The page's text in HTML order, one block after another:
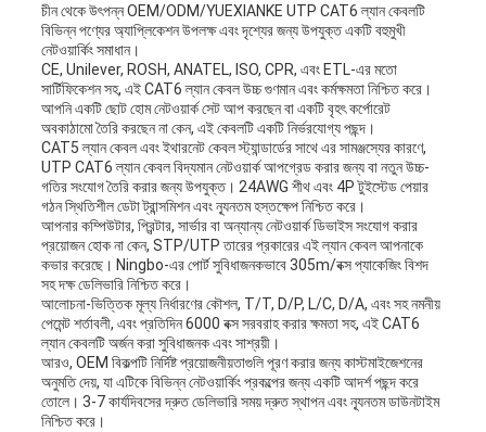
চীন থেকে উৎপন্ন OEM/ODM/YUEXIANKE UTP CAT6 ল্যান কেবলটি
বিভিন্ন পণ্যের অ্যাপ্লিকেশন উপলক্ষ এবং দৃশ্যের জন্য উপযুক্ত একটি বহুমুখী
নেটওয়ার্কিং সমাধান।
CE, Unilever, ROSH, ANATEL, ISO, CPR, এবং ETL-এর মতো
সার্টিফিকেশন সহ, এই CAT6 ল্যান কেবল উচ্চ গুণমান এবং কর্মক্ষমতা নিশ্চিত করে।
আপনি একটি ছোট হোম নেটওয়ার্ক সেট আপ করছেন বা একটি বৃহৎ কর্পোরেট
অবকাঠামো তৈরি করছেন না কেন, এই কেবলটি একটি নির্ভরযোগ্য পছন্দ।
CAT5 ল্যান কেবল এবং ইথারনেট কেবল স্ট্যান্ডার্ডের সাথে এর সামঞ্জস্যের কারণে,
UTP CAT6 ল্যান কেবল বিদ্যমান নেটওয়ার্ক আপগ্রেড করার জন্য বা নতুন উচ্চ-
গতির সংযোগ তৈরি করার জন্য উপযুক্ত। 24AWG শীথ এবং 4P টুইস্টেড পেয়ার
গঠন স্থিতিশীল ডেটা ট্রান্সমিশন এবং ন্যূনতম হস্তক্ষেপ নিশ্চিত করে।
আপনার কম্পিউটার, প্রিন্টার, সার্ভার বা অন্যান্য নেটওয়ার্ক ডিভাইস সংযোগ করার
প্রয়োজন হোক না কেন, STP/UTP তারের প্রকারের এই ল্যান কেবল আপনাকে
কভার করেছে। Ningbo-এর পোর্ট সুবিধাজনকভাবে 305m/বক্স প্যাকেজিং বিশদ
সহ দক্ষ ডেলিভারি নিশ্চিত করে।
আলোচনা-ভিত্তিক মূল্য নির্ধারণের কৌশল, T/T, D/P, L/C, D/A, এবং সহ নমনীয়
পেমেন্ট শর্তাবলী, এবং প্রতিদিন 6000 বক্স সরবরাহ করার ক্ষমতা সহ, এই CAT6
ল্যান কেবলটি অর্জন করা সুবিধাজনক এবং সাশ্রয়ী।
আরও, OEM বিকল্পটি নির্দিষ্ট প্রয়োজনীয়তাগুলি পূরণ করার জন্য কাস্টমাইজেশনের
অনুমতি দেয়, যা এটিকে বিভিন্ন নেটওয়ার্কিং প্রকল্পের জন্য একটি আদর্শ পছন্দ করে
তোলে। 3-7 কার্যদিবসের দ্রুত ডেলিভারি সময় দ্রুত স্থাপন এবং ন্যূনতম ডাউনটাইম
নিশ্চিত করে।